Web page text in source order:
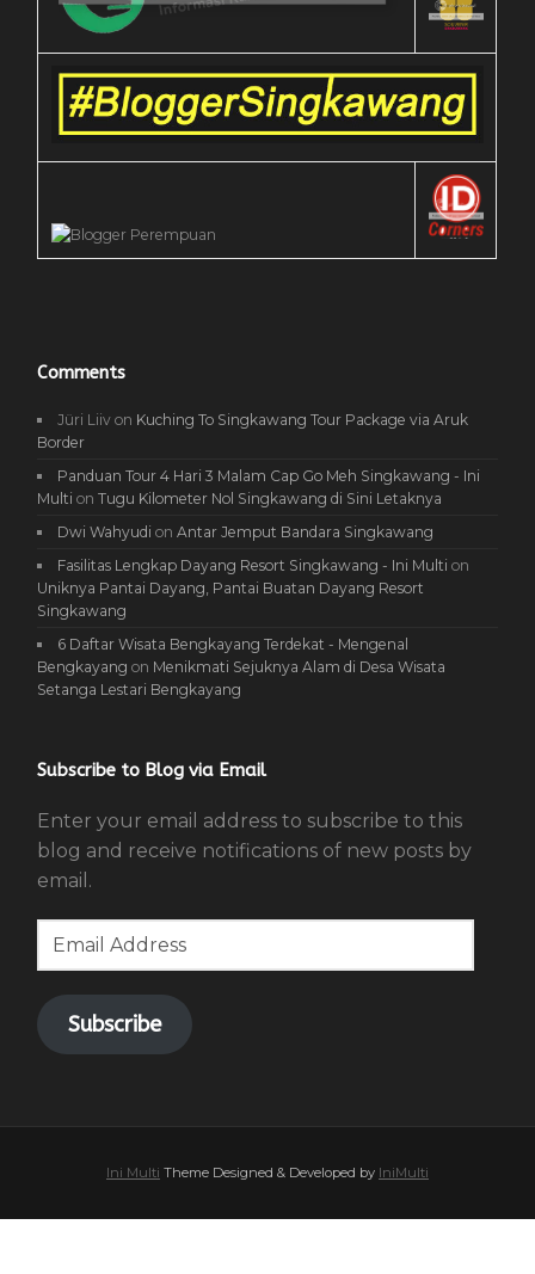
Comments
Jüri Liiv on Kuching To Singkawang Tour Package via Aruk
Border
Panduan Tour 4 Hari 3 Malam Cap Go Meh Singkawang - Ini
Multi onTugu Kilometer Nol Singkawang di Sini Letaknya
Dwi Wahyudi onAntar Jemput Bandara Singkawang
Fasilitas Lengkap Dayang Resort Singkawang - Ini Multi on
Uniknya Pantai Dayang, Pantai Buatan Dayang Resort
Singkawang
6 Daftar Wisata Bengkayang Terdekat - Mengenal
Bengkayang on Menikmati Sejuknya Alam di Desa Wisata
Setanga Lestari Bengkayang
Subscribe to Blog via Email
Enter your email address to subscribe to this
blog and receive notifications of new posts by
email.
Email
Subscribe
Ini Multi Theme Designed & Developed by IniMulti